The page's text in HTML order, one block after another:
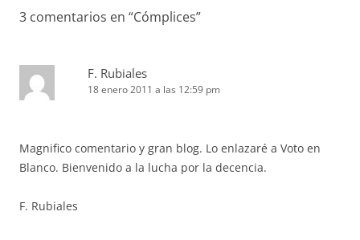
3 comentarios en “Cómplices”
F. Rubiales
18 enero 2011 a las 12:59 pm
Magnifico comentario y gran blog. Lo enlazaré a Voto en
Blanco. Bienvenido a la lucha por la decencia.
F. Rubiales